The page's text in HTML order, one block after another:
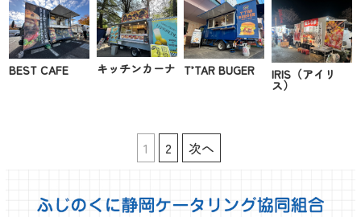
BEST CAFE キッチンカーナ T’TAR BUGER IRIS（アイリ
ス）
1 2 次へ